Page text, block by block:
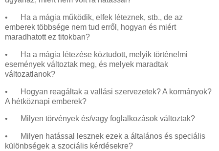
•
Ha a mágia működik, elfek léteznek, stb., de az
emberek többsége nem tud erről, hogyan és miért
maradhatott ez titokban?
•
Ha a mágia létezése köztudott, melyik történelmi
események változtak meg, és melyek maradtak
változatlanok?
•
Hogyan reagáltak a vallási szervezetek? A kormányok?
A hétköznapi emberek?
• Milyen törvények és/vagy foglalkozások változtak?
•
Milyen hatással lesznek ezek a általános és speciális
különbségek a szociális kérdésekre?